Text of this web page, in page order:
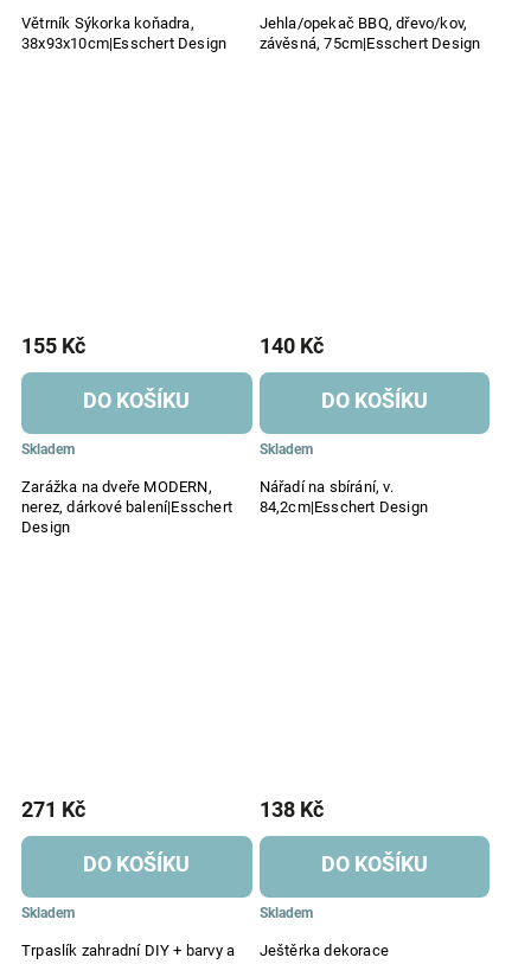
Větrník Sýkorka koňadra,
38x93x10cm|Esschert Design
Jehla/opekač BBQ, dřevo/kov,
závěsná, 75cm|Esschert Design
Zarážka na dveře MODERN,
nerez, dárkové balení|Esschert
Design
Skladem
155 Kč
DO KOŠÍKU
Nářadí na sbírání, v.
84,2cm|Esschert Design
Skladem
140 Kč
DO KOŠÍKU
Trpaslík zahradní DIY + barvy a
Skladem
271 Kč
DO KOŠÍKU
Ještěrka dekorace
Skladem
138 Kč
DO KOŠÍKU